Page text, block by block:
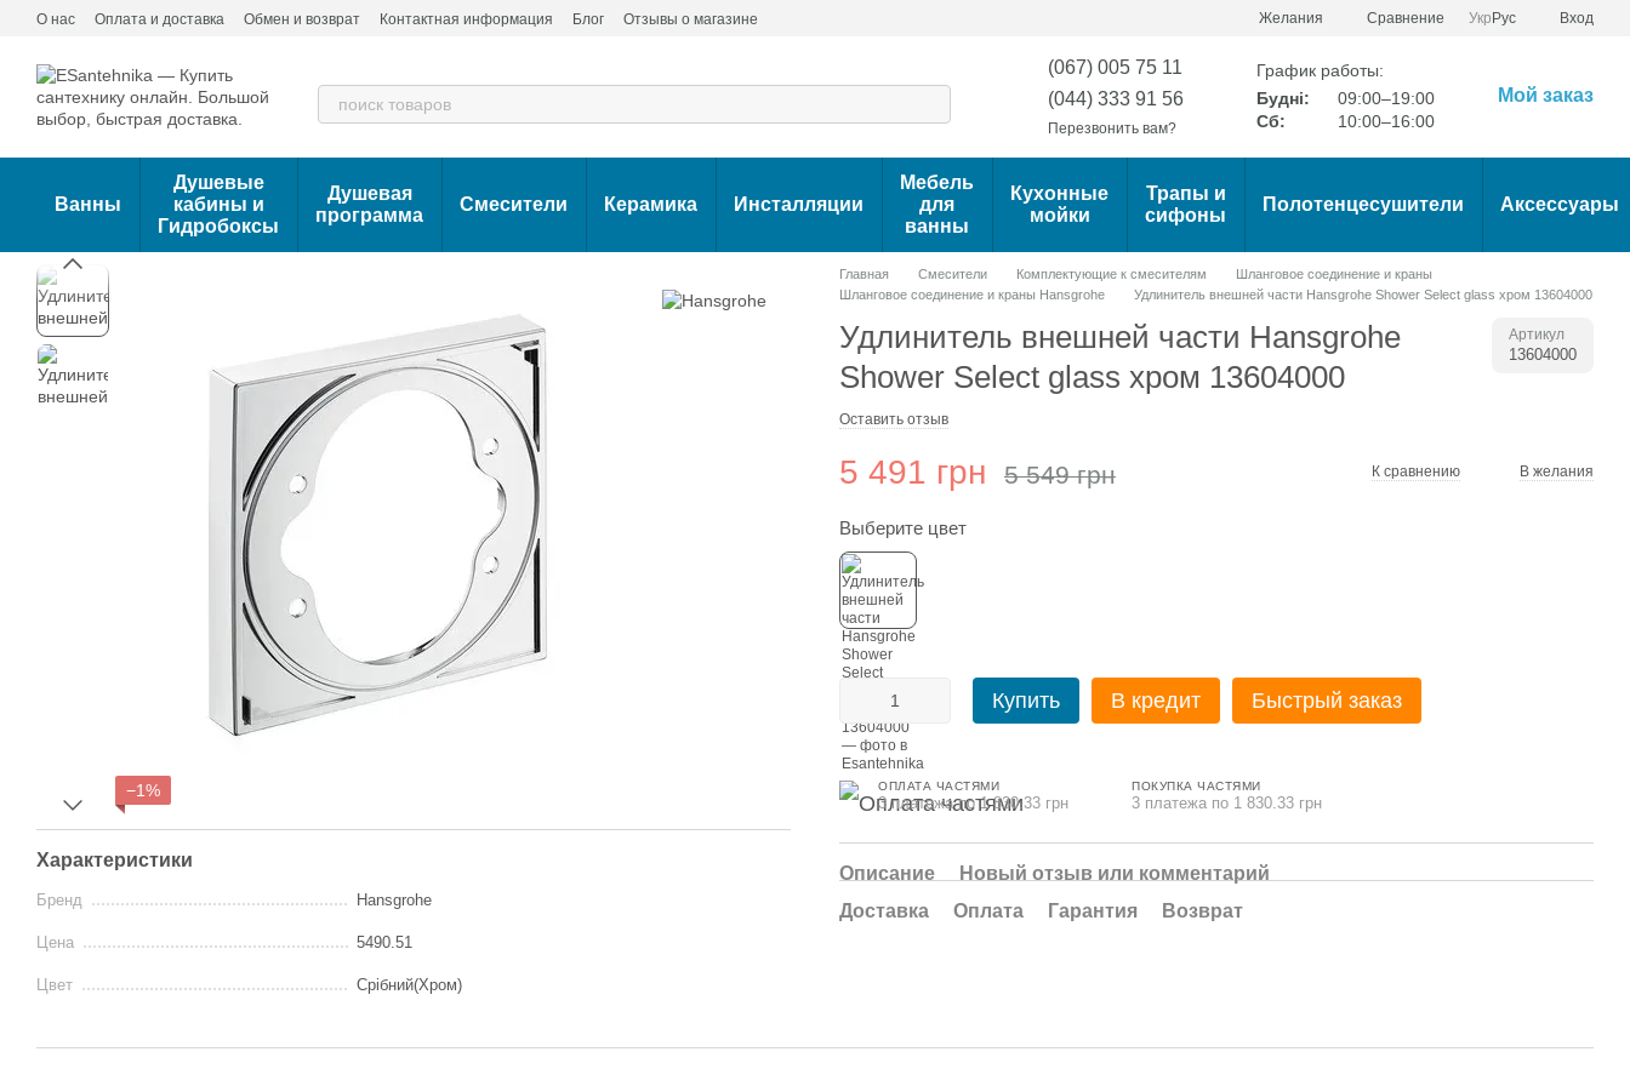
Перейти к основному контенту
О нас Оплата и доставка Обмен и возврат Контактная информация Блог Отзывы о магазине Желания Сравнение Укр Рус Вход
(067) 005 75 11
(044) 333 91 56
Перезвонить вам?
График работы:
Будні:
09:00–19:00
Сб:
10:00–16:00
Мой заказ
Ванны
Душевые
кабины и
Гидробоксы
Душевая
программа
Смесители Керамика Инсталляции
Мебель
для
ванны
Кухонные
мойки
Трапы и
сифоны
Полотенцесушители Аксессуары
−1%
Характеристики
Бренд Hansgrohe
Цена 5490.51
Цвет Срібний(Хром)
Главная Смесители Комплектующие к смесителям
Шланговое соединение и краны
Шланговое соединение и краны Hansgrohe
Удлинитель внешней части Hansgrohe Shower Select glass хром 13604000
Удлинитель внешней части Hansgrohe
Shower Select glass хром 13604000
Артикул
13604000
Оставить отзыв
5 491 грн 5 549 грн К сравнению В желания
Выберите цвет
Купить В кредит Быстрый заказ
ОПЛАТА ЧАСТЯМИ
3 платежа по 1 830.33 грн
ПОКУПКА ЧАСТЯМИ
3 платежа по 1 830.33 грн
Описание
Новый отзыв или комментарий
Доставка
Оплата Гарантия Возврат